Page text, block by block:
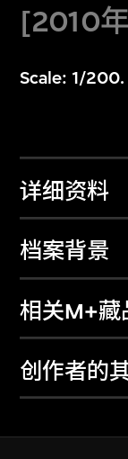
[2010
Scale: 1/200.
详细资料
档案背景
相关M+藏
创作者的